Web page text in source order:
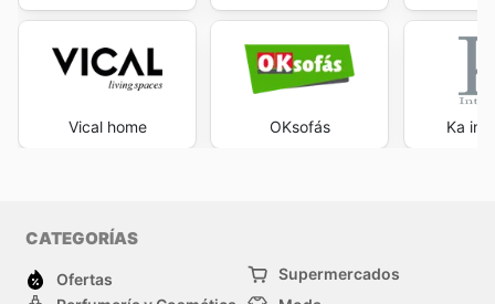
Vical home OKsofás Ka
CATEGORÍAS
Ofertas
Supermercados